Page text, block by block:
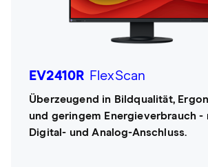
EV2410R FlexScan
Überzeugend in Bildqualität,
und geringem Energieverbrauch -
Digital- und Analog-Anschluss.